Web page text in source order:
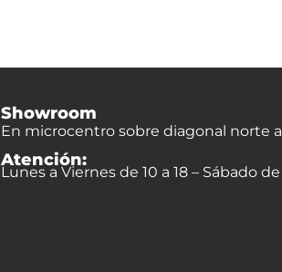
Showroom
En microcentro sobre diagonal norte
Atención:
Lunes a Viernes de 10 a 18 – Sábado de